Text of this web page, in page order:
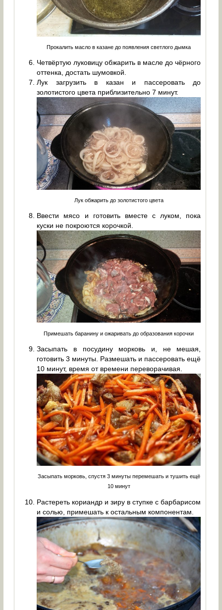
Прокалить масло в казане до появления светлого дымка
Четвёртую луковицу обжарить в масле до чёрного
оттенка, достать шумовкой.
Лук загрузить в казан и пассеровать до
золотистого цвета приблизительно 7 минут.
Лук обжарить до золотистого цвета
Ввести мясо и готовить вместе с луком, пока
куски не покроются корочкой.
Примешать баранину и ожаривать до образования корочки
Засыпать в посудину морковь и, не мешая,
готовить 3 минуты. Размешать и пассеровать ещё
10 минут, время от времени переворачивая.
Засыпать морковь, спустя 3 минуты перемешать и тушить ещё
10 минут
Растереть кориандр и зиру в ступке с барбарисом
и солью, примешать к остальным компонентам.